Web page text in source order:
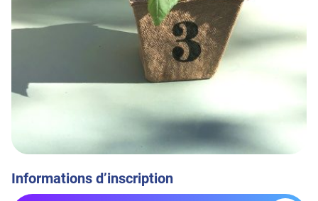
Informations d’inscription